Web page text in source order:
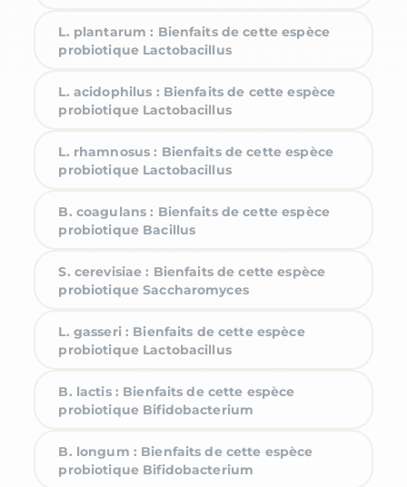
L. plantarum : Bienfaits de cette espèce
probiotique Lactobacillus
L. acidophilus : Bienfaits de cette espèce
probiotique Lactobacillus
L. rhamnosus : Bienfaits de cette espèce
probiotique Lactobacillus
B. coagulans : Bienfaits de cette espèce
probiotique Bacillus
S. cerevisiae : Bienfaits de cette espèce
probiotique Saccharomyces
L. gasseri : Bienfaits de cette espèce
probiotique Lactobacillus
B. lactis : Bienfaits de cette espèce
probiotique Bifidobacterium
B. longum : Bienfaits de cette espèce
probiotique Bifidobacterium